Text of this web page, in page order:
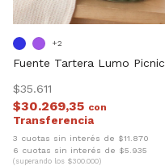
Fuente Tartera Lumo Picnic
$35.611
$30.269,35 con
3 cuotas sin interés de $11.870
6 cuotas sin interés de $5.935
(superando los $300.000)
+2